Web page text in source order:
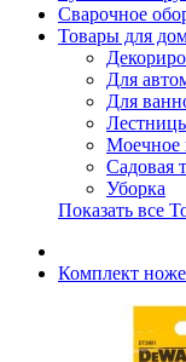
Сварочное
Товары для
Для
Для
Моечное
Садовая
Уборка
Показать все
Комплект